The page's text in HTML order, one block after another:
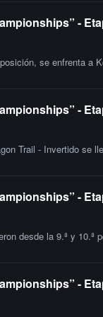
-
se enfrenta a
-
Trail - Invertido se
-
desde la 9.ª y
-